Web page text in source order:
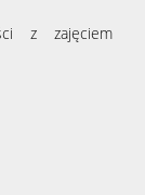
z zajęciem